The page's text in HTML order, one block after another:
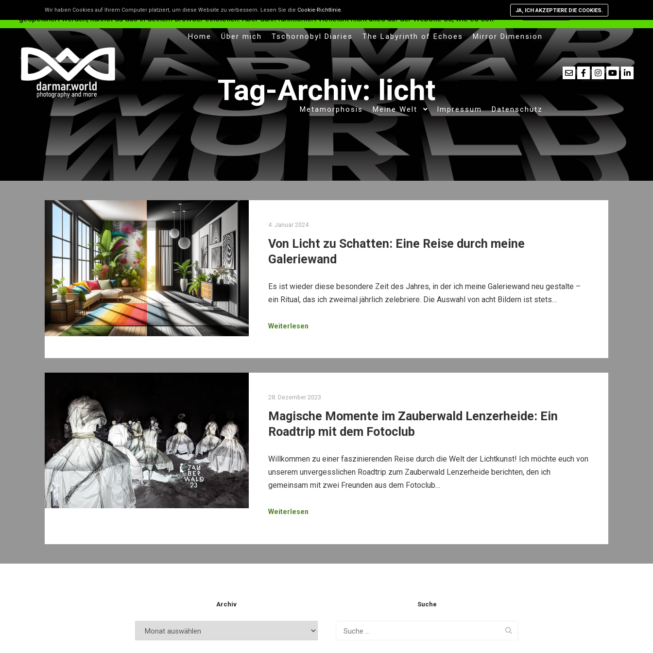
Home Über mich Tschornobyl Diaries The Labyrinth of Echoes Mirror Dimension
Metamorphosis Meine Welt Impressum Datenschutz
Tag-Archiv:licht
4. Januar 2024
Von Licht zu Schatten: Eine Reise durch meine
Galeriewand
Es ist wieder diese besondere Zeit des Jahres, in der ich meine Galeriewand neu gestalte –
ein Ritual, das ich zweimal jährlich zelebriere. Die Auswahl von acht Bildern ist stets…
Weiterlesen
28. Dezember 2023
Magische Momente im Zauberwald Lenzerheide: Ein
Roadtrip mit dem Fotoclub
Willkommen zu einer faszinierenden Reise durch die Welt der Lichtkunst! Ich möchte euch von
unserem unvergesslichen Roadtrip zum Zauberwald Lenzerheide berichten, den ich
gemeinsam mit zwei Freunden aus dem Fotoclub…
Weiterlesen
Archiv
Archiv
Suche
Wir haben Cookies auf Ihrem Computer platziert, um diese Website zu verbessern. Lesen Sie die Cookie-Richtlinie. JA, ICH AKZEPTIERE DIE COOKIES.
Unsere Website benutzt Cookies – das sind kleine Dateien, die helfen, die Website besser zu machen. Wenn du nicht willst, dass Cookies
gespeichert werden, kannst du das in deinem Browser einstellen. Aber dann funktioniert vielleicht nicht alles auf der Website so, wie es soll.
Verstanden